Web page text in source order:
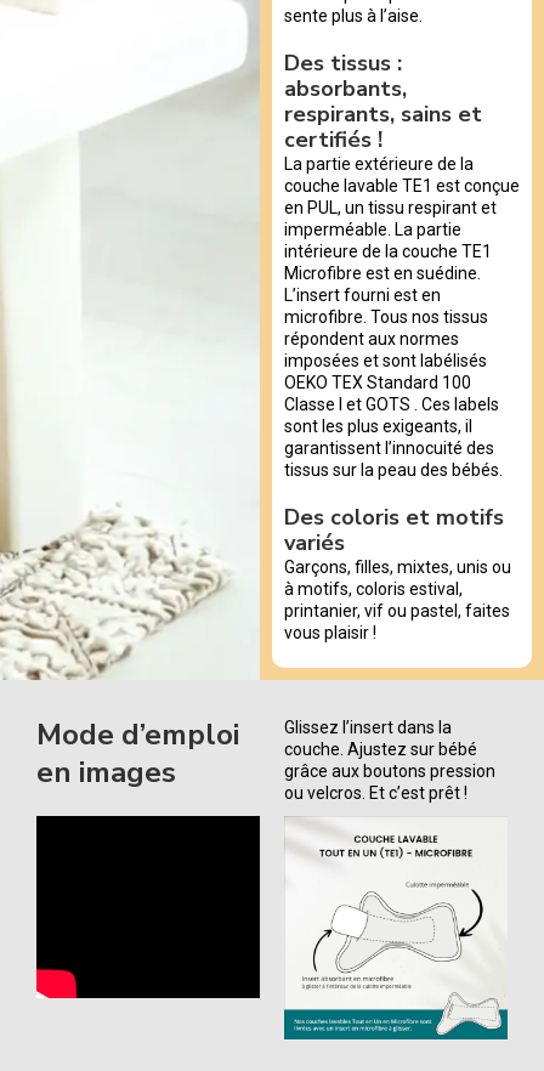
sente plus à l’aise.
Des tissus :
absorbants,
respirants, sains et
certifiés !
La partie extérieure de la
couche lavable TE1 est conçue
en PUL, un tissu respirant et
imperméable. La partie
intérieure de la couche TE1
Microfibre est en suédine.
L’insert fourni est en
microfibre. Tous nos tissus
répondent aux normes
imposées et sont labélisés
OEKO TEX Standard 100
Classe I et GOTS . Ces labels
sont les plus exigeants, il
garantissent l’innocuité des
tissus sur la peau des bébés.
Des coloris et motifs
variés
Garçons, filles, mixtes, unis ou
à motifs, coloris estival,
printanier, vif ou pastel, faites
vous plaisir !
Mode d’emploi
en images
Glissez l’insert dans la
couche. Ajustez sur bébé
grâce aux boutons pression
ou velcros. Et c’est prêt !